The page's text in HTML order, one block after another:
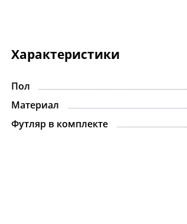
Характеристики
Пол
Материал
Футляр в комплекте